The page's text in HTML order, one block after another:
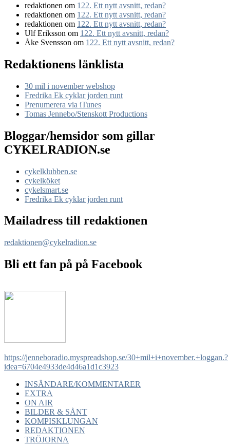
redaktionen om 122. Ett nytt avsnitt, redan?
redaktionen om 122. Ett nytt avsnitt, redan?
redaktionen om 122. Ett nytt avsnitt, redan?
Ulf Eriksson om 122. Ett nytt avsnitt, redan?
Åke Svensson om 122. Ett nytt avsnitt, redan?
Redaktionens länklista
30 mil i november webshop
Fredrika Ek cyklar jorden runt
Prenumerera via iTunes
Tomas Jennebo/Stenskott Productions
Bloggar/hemsidor som gillar
CYKELRADION.se
cykelklubben.se
cykelköket
cykelsmart.se
Fredrika Ek cyklar jorden runt
Mailadress till redaktionen
redaktionen@cykelradion.se
Bli ett fan på på Facebook
https://jenneboradio.myspreadshop.se/30+mil+i+november.+loggan.?
idea=6704e4933de4d46a1d1c3923
INSÄNDARE/KOMMENTARER
EXTRA
ON AIR
BILDER & SÅNT
KOMPISKLUNGAN
REDAKTIONEN
TRÖJORNA